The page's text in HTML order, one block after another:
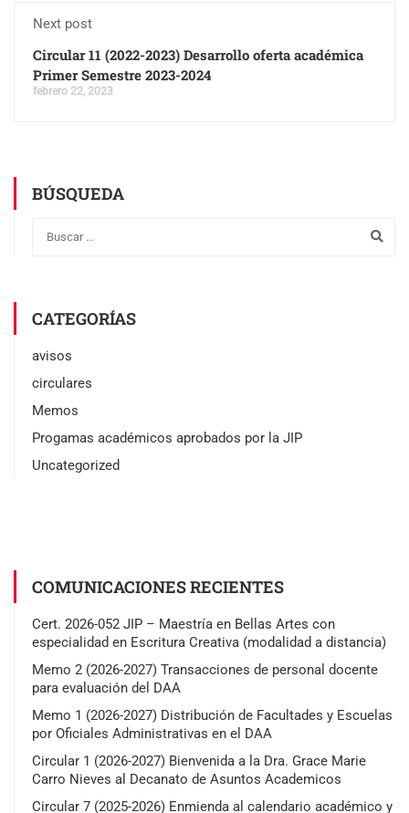
Next post
Circular 11 (2022-2023) Desarrollo oferta académica
Primer Semestre 2023-2024
febrero 22, 2023
BÚSQUEDA
CATEGORÍAS
avisos
circulares
Memos
Progamas académicos aprobados por la JIP
Uncategorized
COMUNICACIONES RECIENTES
Cert. 2026-052 JIP – Maestría en Bellas Artes con
especialidad en Escritura Creativa (modalidad a distancia)
Memo 2 (2026-2027) Transacciones de personal docente
para evaluación del DAA
Memo 1 (2026-2027) Distribución de Facultades y Escuelas
por Oficiales Administrativas en el DAA
Circular 1 (2026-2027) Bienvenida a la Dra. Grace Marie
Carro Nieves al Decanato de Asuntos Academicos
Circular 7 (2025-2026) Enmienda al calendario académico y